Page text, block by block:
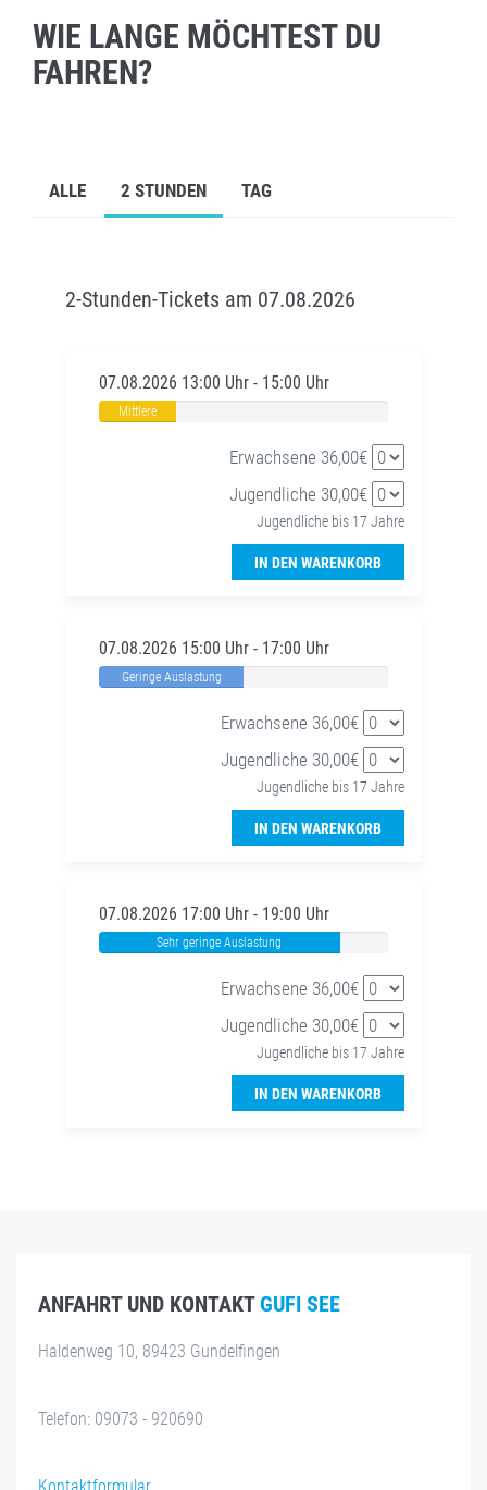
WIE LANGE MÖCHTEST DU
FAHREN?
ALLE 2 STUNDEN TAG
2-Stunden-Tickets am 07.08.2026
07.08.2026 13:00 Uhr - 15:00 Uhr
Mittlere
Erwachsene 36,00€
Jugendliche 30,00€
Jugendliche bis 17 Jahre
IN DEN WARENKORB
07.08.2026 15:00 Uhr - 17:00 Uhr
Geringe Auslastung
Erwachsene 36,00€
Jugendliche 30,00€
Jugendliche bis 17 Jahre
IN DEN WARENKORB
07.08.2026 17:00 Uhr - 19:00 Uhr
Sehr geringe Auslastung
Erwachsene 36,00€
Jugendliche 30,00€
Jugendliche bis 17 Jahre
IN DEN WARENKORB
ANFAHRT UND KONTAKT GUFI SEE
Haldenweg 10, 89423 Gundelfingen
Telefon: 09073 - 920690